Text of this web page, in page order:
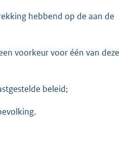
hebbend op de aan de
voorkeur voor één van deze
beleid;